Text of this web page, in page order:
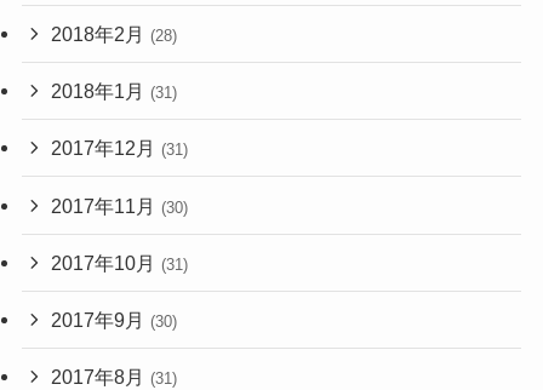
2018年2月 (28)
2018年1月 (31)
2017年12月 (31)
2017年11月 (30)
2017年10月 (31)
2017年9月 (30)
2017年8月 (31)